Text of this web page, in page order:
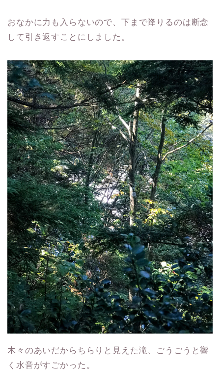
おなかに力も入らないので、下まで降りるのは断念
して引き返すことにしました。
木々のあいだからちらりと見えた滝、ごうごうと響
く水音がすごかった。